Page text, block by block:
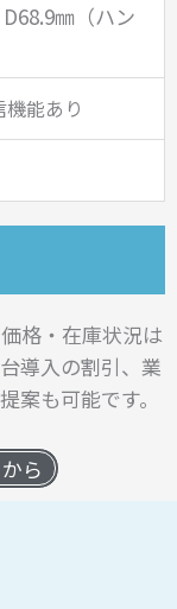
㎜（ハン
能あり
格・在庫状況は
導入の割引、業
案も可能です。
ら